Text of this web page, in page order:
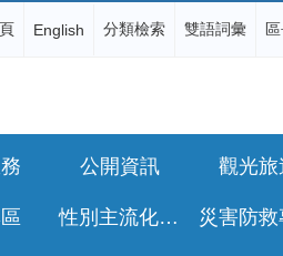
English 分類檢索 雙語詞彙
公開資訊 觀光旅
性別主流化專區 災害防救